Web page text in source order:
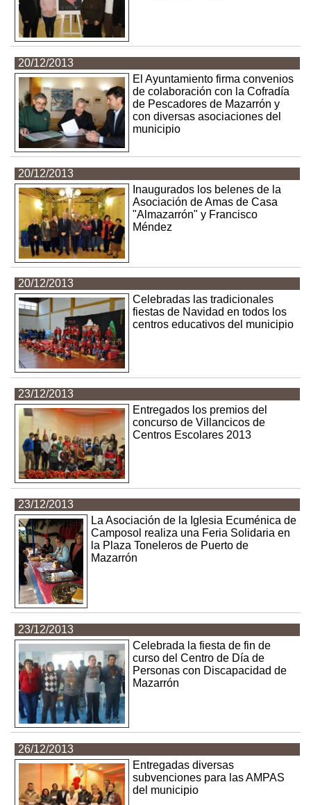
20/12/2013
El Ayuntamiento firma convenios
de colaboración con la Cofradía
de Pescadores de Mazarrón y
con diversas asociaciones del
municipio
20/12/2013
Inaugurados los belenes de la
Asociación de Amas de Casa
"Almazarrón" y Francisco
Méndez
20/12/2013
Celebradas las tradicionales
fiestas de Navidad en todos los
centros educativos del municipio
23/12/2013
Entregados los premios del
concurso de Villancicos de
Centros Escolares 2013
23/12/2013
La Asociación de la Iglesia Ecuménica de
Camposol realiza una Feria Solidaria en
la Plaza Toneleros de Puerto de
Mazarrón
23/12/2013
Celebrada la fiesta de fin de
curso del Centro de Día de
Personas con Discapacidad de
Mazarrón
26/12/2013
Entregadas diversas
subvenciones para las AMPAS
del municipio